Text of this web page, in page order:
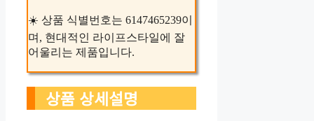
☀️ 상품 식별번호는 6147465239이
며, 현대적인 라이프스타일에 잘
어울리는 제품입니다.
상품 상세설명